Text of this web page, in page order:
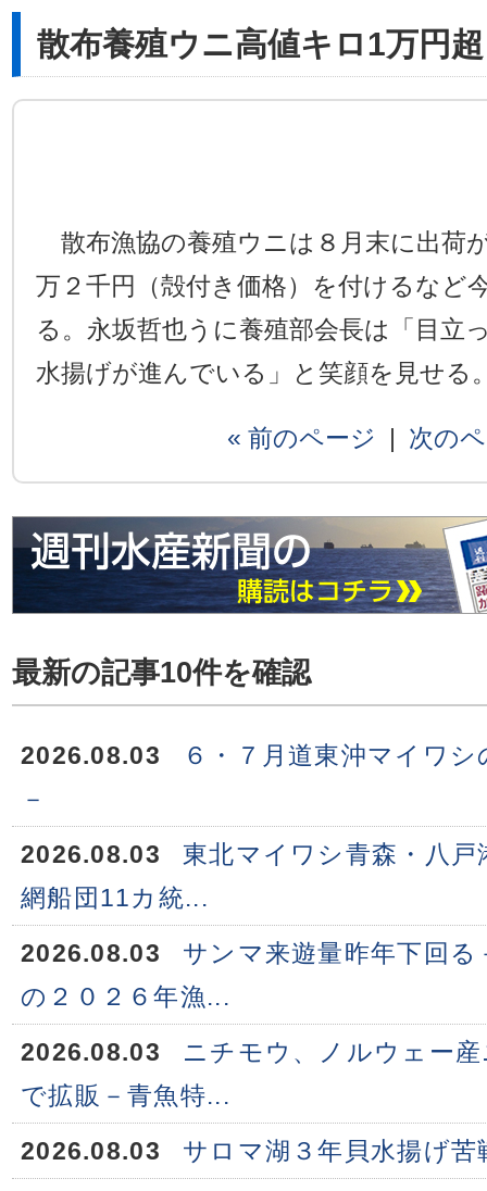
散布養殖ウニ高値キロ1万円超
散布漁協の養殖ウニは８月末に出荷
万２千円（殻付き価格）を付けるなど
る。永坂哲也うに養殖部会長は「目立
水揚げが進んでいる」と笑顔を見せる
« 前のページ | 次の
最新の記事10件を確認
2026.08.03
６・７月道東沖マイワ
－
2026.08.03
東北マイワシ青森・八
網船団11カ統...
2026.08.03
サンマ来遊量昨年下回
の２０２６年漁...
2026.08.03
ニチモウ、ノルウェー
で拡販－青魚特...
2026.08.03
サロマ湖３年貝水揚げ苦